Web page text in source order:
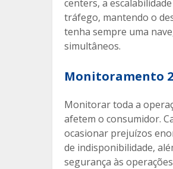
centers, a
tráfego, mantendo o
tenha sempre uma
simultâneos.
Monitoramento
Monitorar toda a
afetem o consumidor.
ocasionar prejuízos
de indisponibilidade,
segurança às